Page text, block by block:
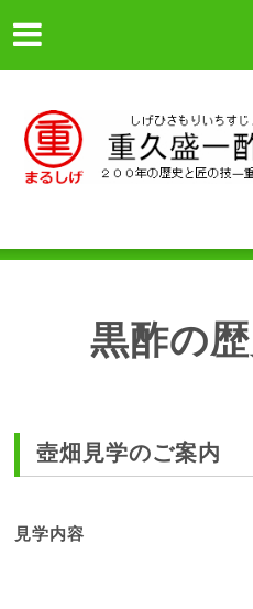
黒酢の
壺畑見学のご案内
見学内容